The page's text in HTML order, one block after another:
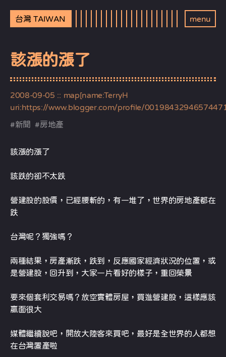
台灣 TAIWAN menu
該漲的漲了
2008-09-05 :: map[name:TerryH
uri:https://www.blogger.com/profile/
#新聞 #房地產
該漲的漲了
該跌的卻不太跌
營建股的股價，已經腰斬的，有一堆了，世界的房地產都在
跌
台灣呢？獨強嗎？
兩種結果，房產漸跌，跌到，反應國家經濟狀況的位置，或
是營建股，回升到，大家一片看好的樣子，重回榮景
要來個套利交易嗎？放空實體房屋，買進營建股，這樣應該
贏面很大
媒體繼續說吧，開放大陸客來買吧，最好是全世界的人都想
在台灣置產啦